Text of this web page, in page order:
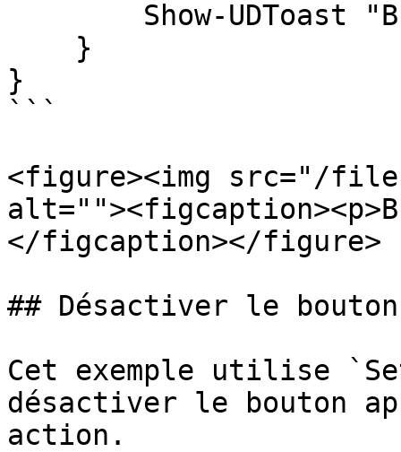
}
```
<figure><img src="/files/
</figcaption></figure>
## Désactiver le
Cet exemple utilise
désactiver le bouton
action.